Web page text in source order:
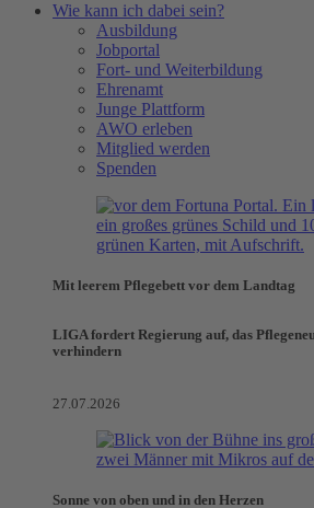
Wie kann ich dabei sein?
Ausbildung
Jobportal
Fort- und Weiterbildung
Ehrenamt
Junge Plattform
AWO erleben
Mitglied werden
Spenden
Mit leerem Pflegebett vor dem Landtag
LIGA fordert Regierung auf, das
verhindern
27.07.2026
Sonne von oben und in den Herzen